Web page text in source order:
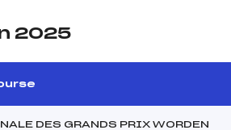
2025
DES GRANDS PRIX WORDEN